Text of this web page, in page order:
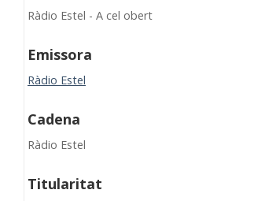
Ràdio Estel - A cel obert
Emissora
Ràdio Estel
Cadena
Ràdio Estel
Titularitat